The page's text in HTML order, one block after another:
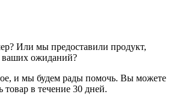
Или мы предоставили продукт,
ваших ожиданий?
и мы будем рады помочь. Вы можете
товар в течение 30 дней.